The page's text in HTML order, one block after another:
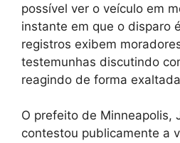
possível ver o veículo em
instante em que o disparo
registros exibem
testemunhas discutindo
reagindo de forma
O prefeito de Minneapolis,
contestou publicamente a